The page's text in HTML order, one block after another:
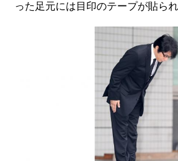
った足元には目印のテープが貼られ